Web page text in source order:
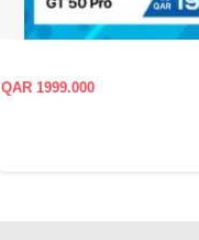
QAR 1999.000